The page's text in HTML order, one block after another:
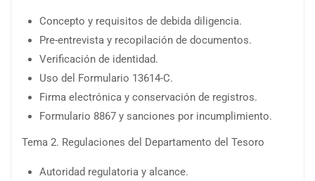
Concepto y requisitos de debida diligencia.
Pre-entrevista y recopilación de documentos.
Verificación de identidad.
Uso del Formulario 13614-C.
Firma electrónica y conservación de registros.
Formulario 8867 y sanciones por incumplimiento.
Tema 2. Regulaciones del Departamento del Tesoro
Autoridad regulatoria y alcance.